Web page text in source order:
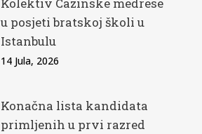
Kolektiv Cazinske medrese
u posjeti bratskoj školi u
Istanbulu
14 Jula, 2026
Konačna lista kandidata
primljenih u prvi razred